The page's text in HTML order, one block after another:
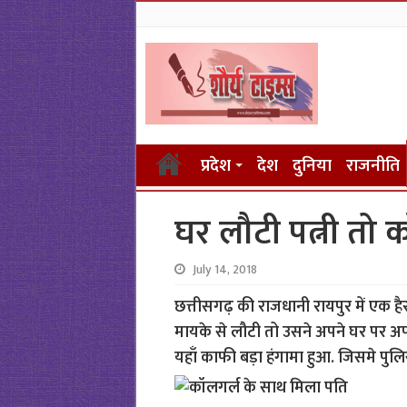
प्रदेश देश दुनिया राजनीति
घर लौटी पत्नी
July 14, 2018
छत्तीसगढ़ की राजधानी रायपुर में एक
मायके से लौटी तो उसने अपने घर पर
यहाँ काफी बड़ा हंगामा हुआ. जिसमे